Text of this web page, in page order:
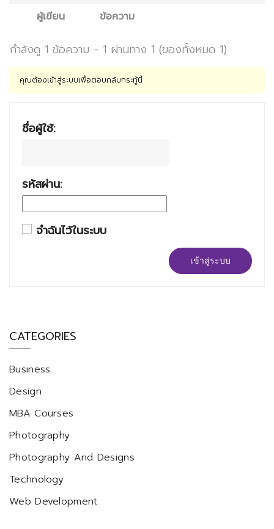
ผู้เขียน
ข้อความ
กำลังดู 1 ข้อความ - 1 ผ่านทาง 1 (ของทั้งหมด 1)
คุณต้องเข้าสู่ระบบเพื่อตอบกลับกระทู้นี้
ชื่อผู้ใช้:
รหัสผ่าน:
จำฉันไว้ในระบบ
เข้าสู่ระบบ
CATEGORIES
Business
Design
MBA Courses
Photography
Photography And Designs
Technology
Web Development